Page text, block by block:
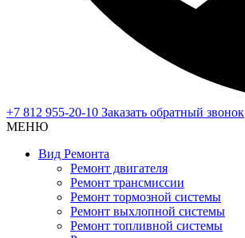
+7 812 955-20-10 Заказать обратный звонок
МЕНЮ
Вид Ремонта
Ремонт двигателя
Ремонт трансмиссии
Ремонт тормозной системы
Ремонт выхлопной системы
Ремонт топливной системы